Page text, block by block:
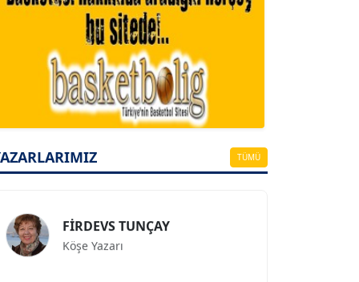
TÜMÜ
A. BAHRİ VRESKALA
Köşe Yazarı
Köşe Yazarı
Köşe Yazarı